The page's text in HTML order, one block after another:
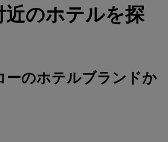
近のホテルを探
ーのホテルブランドか